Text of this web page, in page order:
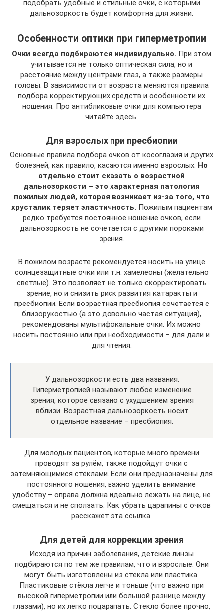
подобрать удобные и стильные очки, с которыми
дальнозоркость будет комфортна для жизни.
Особенности оптики при гиперметропии
Очки всегда подбираются индивидуально. При этом
учитывается не только оптическая сила, но и
расстояние между центрами глаз, а также размеры
головы. В зависимости от возраста меняются правила
подбора корректирующих средств и особенности их
ношения. Про антибликовые очки для компьютера
читайте здесь.
Для взрослых при пресбиопии
Основные правила подбора очков от косоглазия и других
болезней, как правило, касаются именно взрослых. Но
отдельно стоит сказать о возрастной
дальнозоркости – это характерная патология
пожилых людей, которая возникает из-за того, что
хрусталик теряет эластичность. Пожилым пациентам
редко требуется постоянное ношение очков, если
дальнозоркость не сочетается с другими пороками
зрения.
В пожилом возрасте рекомендуется носить на улице
солнцезащитные очки или т.н. хамелеоны (желательно
светлые). Это позволяет не только скорректировать
зрение, но и снизить риск развития катаракты и
пресбиопии. Если возрастная пресбиопия сочетается с
близорукостью (а это довольно частая ситуация),
рекомендованы мультифокальные очки. Их можно
носить постоянно или при необходимости – для дали и
для чтения.
У дальнозоркости есть два названия.
Гиперметропией называют любое изменение
зрения, которое связано с ухудшением зрения
вблизи. Возрастная дальнозоркость носит
отдельное название – пресбиопия.
Для молодых пациентов, которые много времени
проводят за рулём, также подойдут очки с
затемняющимися стёклами. Если они предназначены для
постоянного ношения, важно уделить внимание
удобству – оправа должна идеально лежать на лице, не
смещаться и не сползать. Как убрать царапины с очков
расскажет эта ссылка.
Для детей для коррекции зрения
Исходя из причин заболевания, детские линзы
подбираются по тем же правилам, что и взрослые. Они
могут быть изготовлены из стекла или пластика.
Пластиковые стёкла легче и тоньше (что важно при
высокой гиперметропии или большой разнице между
глазами), но их легко поцарапать. Стекло более прочно,